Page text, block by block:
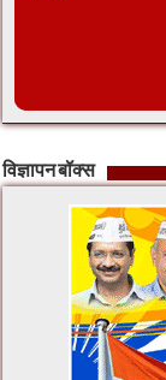
विज्ञापन बॉक्स